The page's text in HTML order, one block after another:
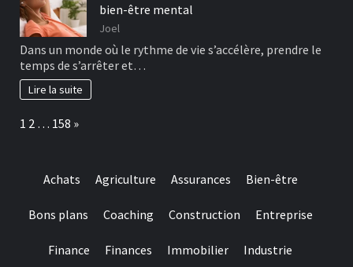
bien-être mental
Joel
Dans un monde où le rythme de vie s’accélère, prendre le
temps de s’arrêter et…
Lire la suite
Page:
1 2 … 158 Next
»
Achats Agriculture Assurances Bien-être
Bons plans Coaching Construction Entreprise
Finance Finances Immobilier Industrie